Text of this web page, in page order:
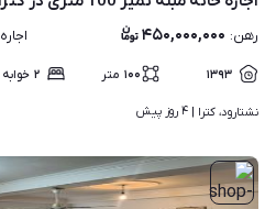
رهن: ۴۵۰,۰۰۰,۰۰۰ اجاره
۱۳۹۳ ۱۰۰ متر ۲ خوابه
نشتارود، کترا | ۴ روز پیش